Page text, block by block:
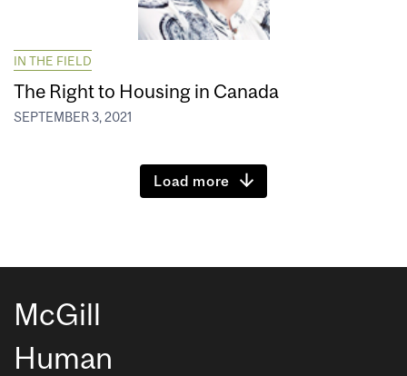
IN THE FIELD
The Right to Housing in Canada
SEPTEMBER 3, 2021
Load more
McGill
Human